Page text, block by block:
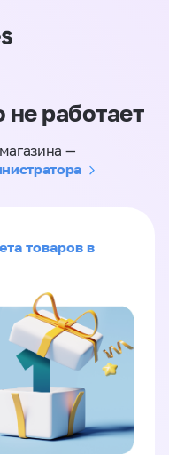
работает
—
товаров в